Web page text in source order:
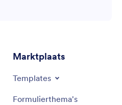
Marktplaats
Templates
Formulierthema's